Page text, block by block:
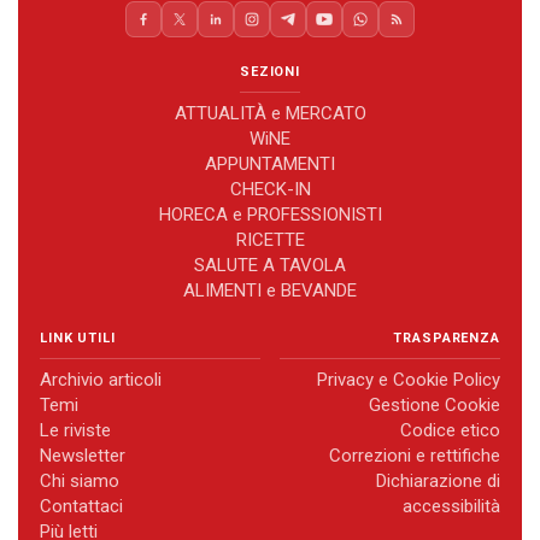
SEZIONI
ATTUALITÀ e MERCATO
WiNE
APPUNTAMENTI
CHECK-IN
HORECA e PROFESSIONISTI
RICETTE
SALUTE A TAVOLA
ALIMENTI e BEVANDE
LINK UTILI
Archivio articoli
Temi
Le riviste
Newsletter
Chi siamo
Contattaci
Più letti
TRASPARENZA
Privacy e Cookie Policy
Gestione Cookie
Codice etico
Correzioni e rettifiche
Dichiarazione di
accessibilità